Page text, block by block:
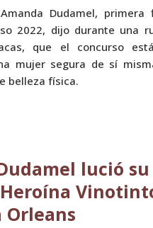
Dudamel, primera
2022, dijo durante una
que el concurso
mujer segura de sí
belleza física.
lució su
Orleans